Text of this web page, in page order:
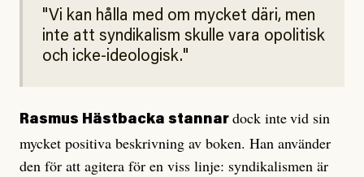
Vi kan hålla med om mycket däri, men
inte att syndikalism skulle vara opolitisk
och icke-ideologisk.
Rasmus Hästbacka stannar dock intevid sin
mycket positiva beskrivning av boken. Han använder
den för att agitera för en viss linje: syndikalismen är